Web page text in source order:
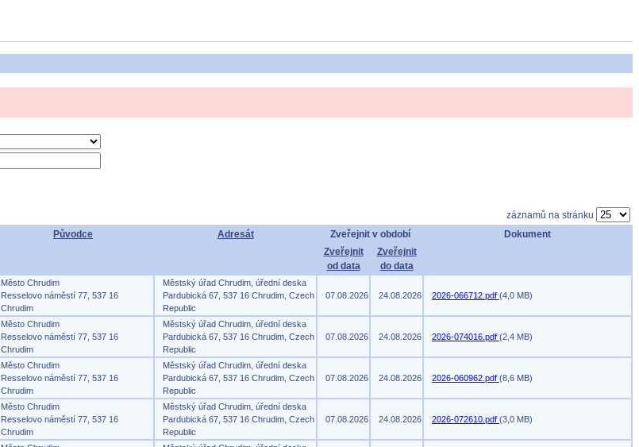
záznamů na stránku
Původce Adresát Zveřejnit v období
Dokument
Zveřejnit
od data
Zveřejnit
do data
Město Chrudim
Resselovo náměstí 77, 537 16
Chrudim
Městský úřad Chrudim, úřední deska
Pardubická 67, 537 16 Chrudim, Czech
Republic
07.08.2026 24.08.2026 2026-066712.pdf (4,0 MB)
Město Chrudim
Resselovo náměstí 77, 537 16
Chrudim
Městský úřad Chrudim, úřední deska
Pardubická 67, 537 16 Chrudim, Czech
Republic
07.08.2026 24.08.2026 2026-074016.pdf (2,4 MB)
Město Chrudim
Resselovo náměstí 77, 537 16
Chrudim
Městský úřad Chrudim, úřední deska
Pardubická 67, 537 16 Chrudim, Czech
Republic
07.08.2026 24.08.2026 2026-060962.pdf (8,6 MB)
Město Chrudim
Resselovo náměstí 77, 537 16
Chrudim
Městský úřad Chrudim, úřední deska
Pardubická 67, 537 16 Chrudim, Czech
Republic
07.08.2026 24.08.2026 2026-072610.pdf (3,0 MB)